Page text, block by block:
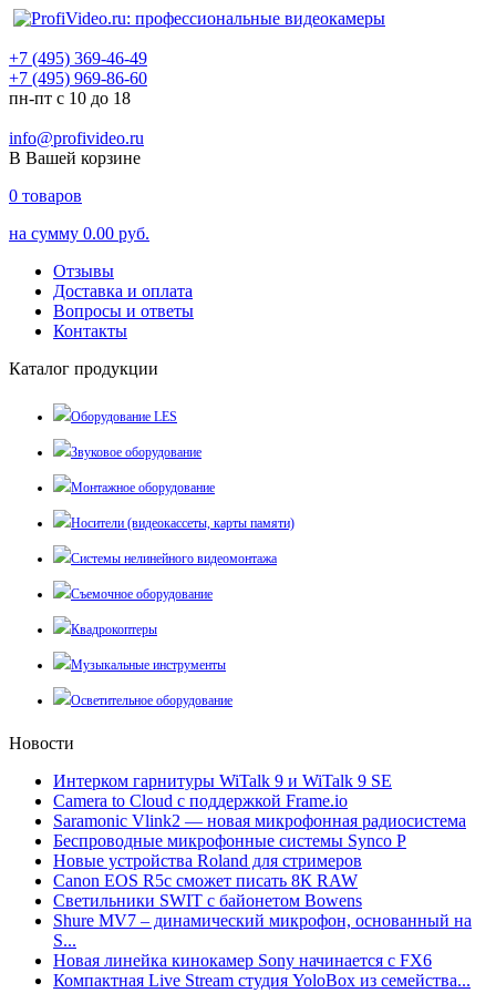
+7 (495) 369-46-49
+7 (495) 969-86-60
пн-пт с 10 до 18
info@profivideo.ru
В Вашей корзине
0 товаров
на сумму 0.00 руб.
Отзывы
Доставка и оплата
Вопросы и ответы
Контакты
Каталог продукции
Оборудование LES
Звуковое оборудование
Монтажное оборудование
Носители (видеокассеты, карты памяти)
Системы нелинейного видеомонтажа
Съемочное оборудование
Квадрокоптеры
Музыкальные инструменты
Осветительное оборудование
Новости
Интерком гарнитуры WiTalk 9 и WiTalk 9 SE
Camera to Cloud с поддержкой Frame.io
Saramonic Vlink2 — новая микрофонная радиосистема
Беспроводные микрофонные системы Synco P
Новые устройства Roland для стримеров
Canon EOS R5c сможет писать 8К RAW
Светильники SWIT с байонетом Bowens
Shure MV7 – динамический микрофон, основанный на
S...
Новая линейка кинокамер Sony начинается с FX6
Компактная Live Stream студия YoloBox из семейства...